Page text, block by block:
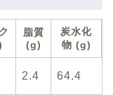
脂質
(g)
炭水化
物 (g)
2.4 64.4